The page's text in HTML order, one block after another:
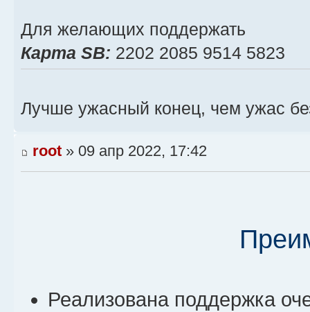
Для желающих поддержать
Карта SB: 2202 2085 9514 5823
Лучше ужасный конец, чем ужас
root » 09 апр 2022, 17:42
Реализована поддержка